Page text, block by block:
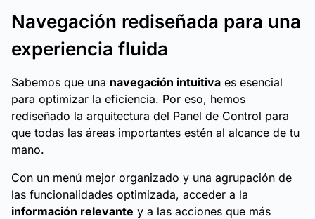
Navegación rediseñada para una
experiencia fluida
Sabemos que una navegación intuitiva es esencial
para optimizar la eficiencia. Por eso, hemos
rediseñado la arquitectura del Panel de Control para
que todas las áreas importantes estén al alcance de tu
mano.
Con un menú mejor organizado y una agrupación de
las funcionalidades optimizada, acceder a la
información relevante y a las acciones que más